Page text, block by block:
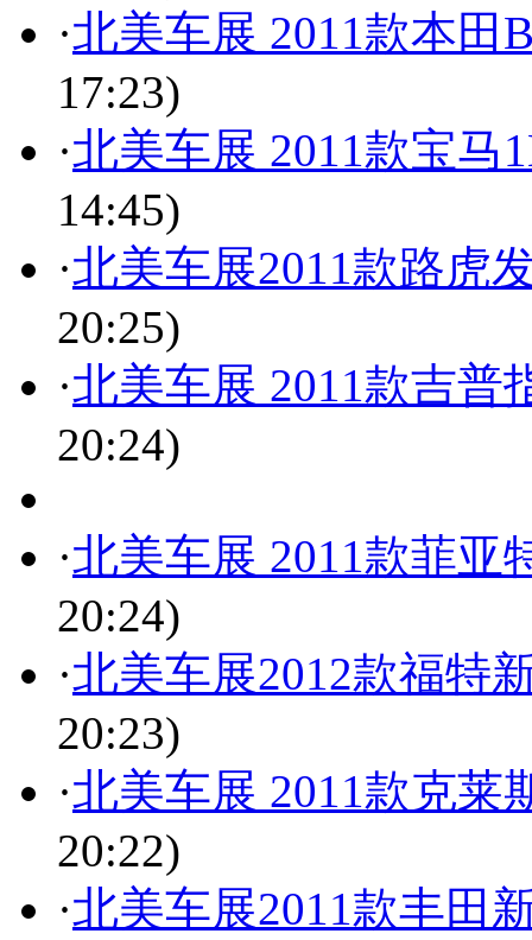
·北美车展 2011款本田
17:23)
·北美车展 2011款宝马
14:45)
·北美车展2011款路虎
20:25)
·北美车展 2011款吉普
20:24)
·北美车展 2011款菲亚
20:24)
·北美车展2012款福特
20:23)
·北美车展 2011款克莱
20:22)
·北美车展2011款丰田